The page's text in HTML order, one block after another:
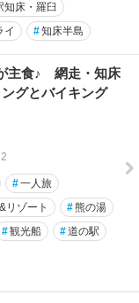
知床・羅臼
イ #知床半島
主食♪ 網走・知床
グとバイキング
#一人旅
リゾート #熊の湯
#観光船 #道の駅